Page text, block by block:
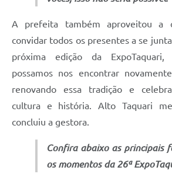
A prefeita também aproveitou a
convidar todos os presentes a se
próxima edição da
possamos nos encontrar
renovando essa tradição e
cultura e história. Alto Taquari
concluiu a gestora.
Confira abaixo as principais
os momentos da 26ª